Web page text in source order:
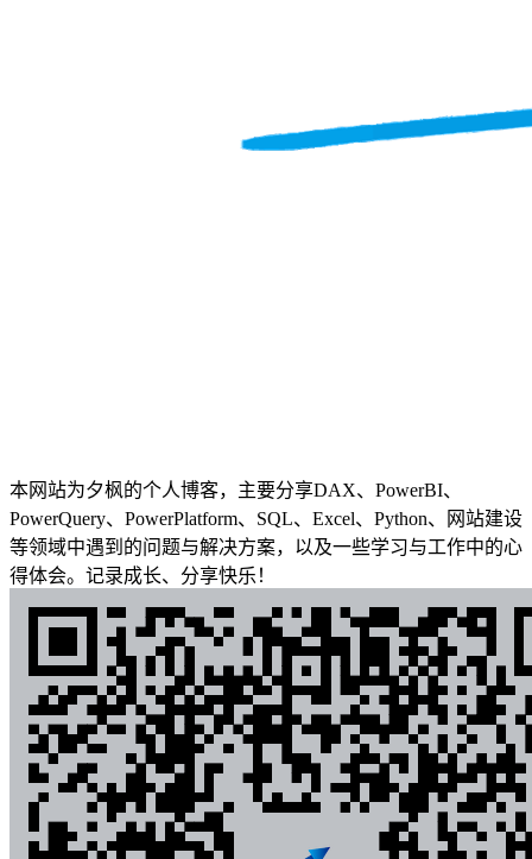
本网站为夕枫的个人博客，主要分享DAX、PowerBI、
PowerQuery、PowerPlatform、SQL、Excel、Python、网站建设
等领域中遇到的问题与解决方案，以及一些学习与工作中的心
得体会。记录成长、分享快乐！